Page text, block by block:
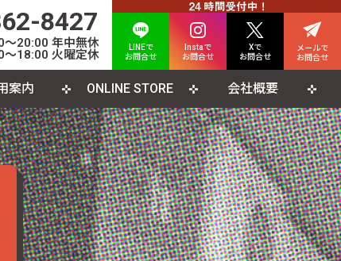
8427
〜20:00 年中無休
〜18:00 火曜定休
LINEで
お問合せ
Instaで
お問合せ
Xで
お問合せ
メールで
お問合せ
ード CD
ンソフト 書籍・雑誌
案内
について よくある質問
ONLINE STORE 会社概要
保護方針 利用規約